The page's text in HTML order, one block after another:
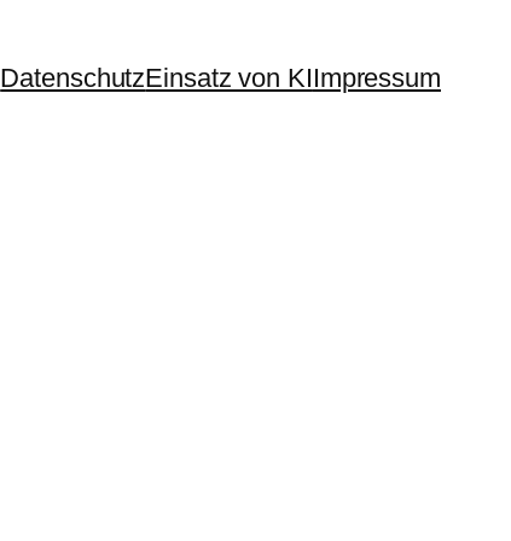
DatenschutzEinsatz von KIImpressum